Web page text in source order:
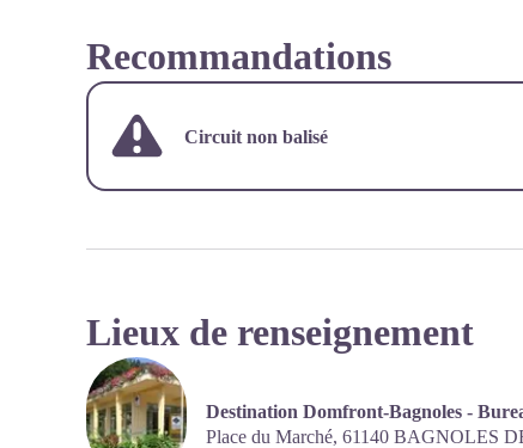
Recommandations
Circuit non balisé
Lieux de renseignement
Destination Domfront-Bagnoles -
Place du Marché, 61140 BAGNOLES